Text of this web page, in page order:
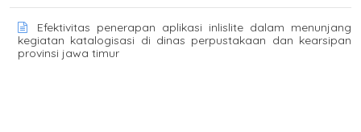
Efektivitas penerapan aplikasi inlislite dalam menunjang
kegiatan katalogisasi di dinas perpustakaan dan kearsipan
provinsi jawa timur